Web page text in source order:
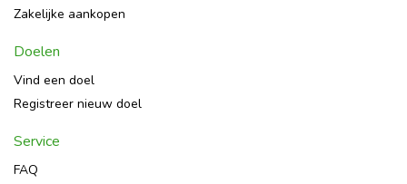
Zakelijke aankopen
Doelen
Vind een doel
Registreer nieuw doel
Service
FAQ